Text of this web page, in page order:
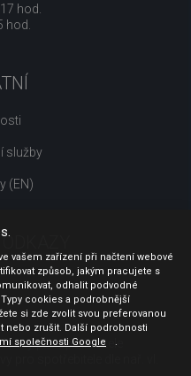
hod.
hod.
služby
(EN)
pro spotřebitele
vašem zařízení při načtení webové
způsob, jakým pracujete s
odhalit podvodné
cookies a podrobnější
si zde zvolit svou preferovanou
nebo zrušit. Další podrobnosti
společnosti Google .